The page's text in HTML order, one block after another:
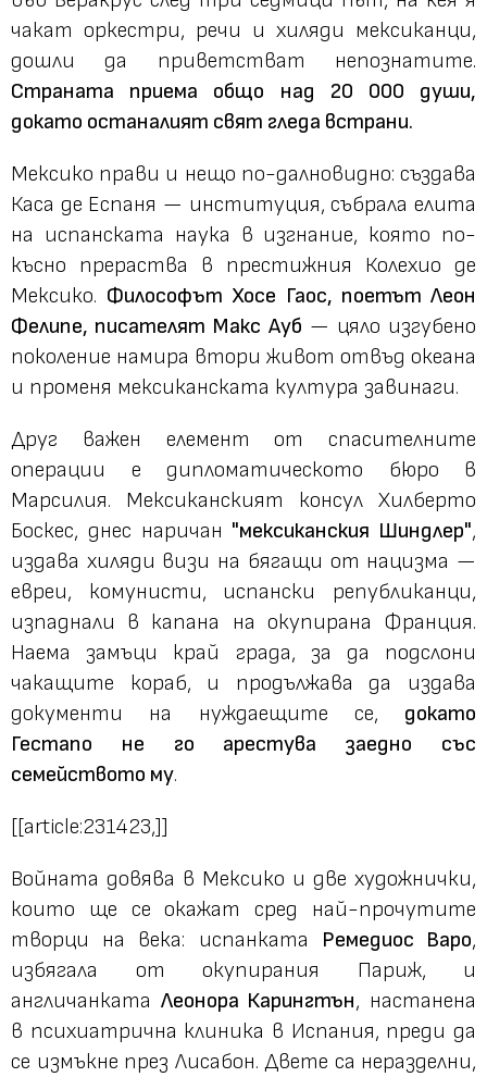
чакат оркестри, речи и хиляди мексиканци,
дошли да приветстват непознатите.
Страната приема общо над 20 000 души,
докато останалият свят гледа встрани.
Мексико прави и нещо по-далновидно: създава
Каса де Еспаня — институция, събрала елита
на испанската наука в изгнание, която по-
късно прераства в престижния Колехио де
Мексико. Философът Хосе Гаос, поетът Леон
Фелипе, писателят Макс Ауб — цяло изгубено
поколение намира втори живот отвъд океана
и променя мексиканската култура завинаги.
Друг важен елемент от спасителните
операции е дипломатическото бюро в
Марсилия. Мексиканският консул Хилберто
Боскес, днес наричан "мексиканския Шиндлер",
издава хиляди визи на бягащи от нацизма —
евреи, комунисти, испански републиканци,
изпаднали в капана на окупирана Франция.
Наема замъци край града, за да подслони
чакащите кораб, и продължава да издава
документи на нуждаещите се, докато
Гестапо не го арестува заедно със
семейството му.
[[article:231423,]]
Войната довява в Мексико и две художнички,
които ще се окажат сред най-прочутите
творци на века: испанката Ремедиос Варо,
избягала от окупирания Париж, и
англичанката Леонора Карингтън, настанена
в психиатрична клиника в Испания, преди да
се измъкне през Лисабон. Двете са неразделни,